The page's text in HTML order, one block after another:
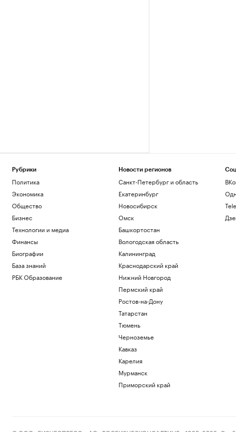
Рубрики
Политика
Экономика
Общество
Бизнес
Технологии и медиа
Финансы
Биографии
База знаний
РБК Образование
Новости регионов
Санкт-Петербург и область
Екатеринбург
Новосибирск
Омск
Башкортостан
Вологодская область
Калининград
Краснодарский край
Нижний Новгород
Пермский край
Ростов-на-Дону
Татарстан
Тюмень
Черноземье
Кавказ
Карелия
Мурманск
Приморский край